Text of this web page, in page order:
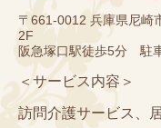
〒661-0012 兵庫県尼
2F
阪急塚口駅徒歩5分 駐
＜サービス内容＞
訪問介護サービス、